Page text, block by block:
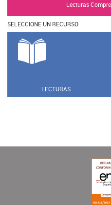
Lecturas
SELECCIONE UN RECURSO
LECTURAS